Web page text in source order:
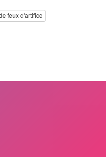
feux d'artifice